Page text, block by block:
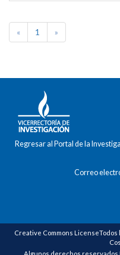
« 1 »
Regresar al Portal de la
Correo
Creative Commons